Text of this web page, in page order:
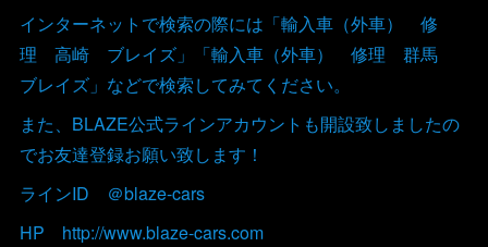
インターネットで検索の際には「輸入車（外車） 修
理 高崎 ブレイズ」「輸入車（外車） 修理 群馬
ブレイズ」などで検索してみてください。
また、BLAZE公式ラインアカウントも開設致しましたの
でお友達登録お願い致します！
ラインID ＠blaze-cars
HP http://www.blaze-cars.com